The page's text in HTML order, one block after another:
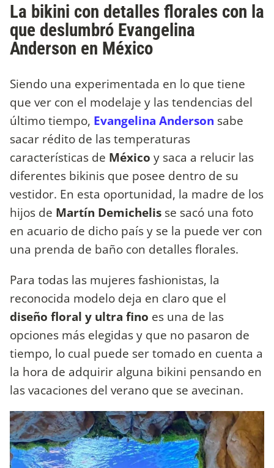
La bikini con detalles florales con la
que deslumbró Evangelina
Anderson en México
Siendo una experimentada en lo que tiene
que ver con el modelaje y las tendencias del
último tiempo, Evangelina Anderson sabe
sacar rédito de las temperaturas
características de México y saca a relucir las
diferentes bikinis que posee dentro de su
vestidor. En esta oportunidad, la madre de los
hijos de Martín Demichelis se sacó una foto
en acuario de dicho país y se la puede ver con
una prenda de baño con detalles florales.
Para todas las mujeres fashionistas, la
reconocida modelo deja en claro que el
diseño floral y ultra fino es una de las
opciones más elegidas y que no pasaron de
tiempo, lo cual puede ser tomado en cuenta a
la hora de adquirir alguna bikini pensando en
las vacaciones del verano que se avecinan.